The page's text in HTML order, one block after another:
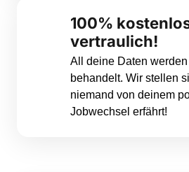
100%
vertraulich!
All deine Daten
behandelt. Wir stellen
niemand von deinem
Jobwechsel erfährt!